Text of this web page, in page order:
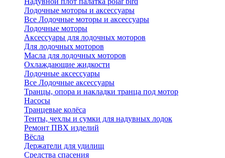
Лодочные моторы и аксессуары
Все Лодочные моторы и аксессуары
Лодочные моторы
Аксессуары для лодочных моторов
Для лодочных моторов
Масла для лодочных моторов
Охлаждающие жидкости
Лодочные аксессуары
Все Лодочные аксессуары
Транцы, опора и накладки транца под мотор
Насосы
Транцевые колёса
Тенты, чехлы и сумки для надувных лодок
Ремонт ПВХ изделий
Вёсла
Держатели для удилищ
Средства спасения